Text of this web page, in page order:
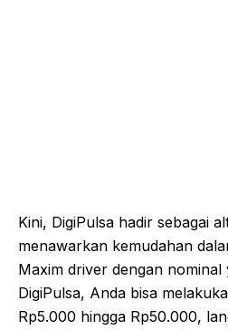
Kini, DigiPulsa hadir sebagai
menawarkan kemudahan
Maxim driver dengan nominal
DigiPulsa, Anda bisa
Rp5.000 hingga Rp50.000,